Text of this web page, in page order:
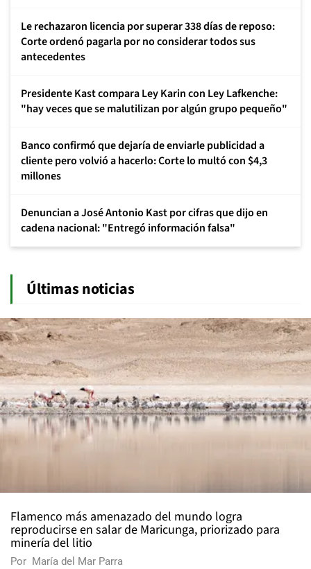
Le rechazaron licencia por superar 338 días de reposo:
Corte ordenó pagarla por no considerar todos sus
antecedentes
Presidente Kast compara Ley Karin con Ley Lafkenche:
"hay veces que se malutilizan por algún grupo pequeño"
Banco confirmó que dejaría de enviarle publicidad a
cliente pero volvió a hacerlo: Corte lo multó con $4,3
millones
Denuncian a José Antonio Kast por cifras que dijo en
cadena nacional: "Entregó información falsa"
Últimas noticias
Flamenco más amenazado del mundo logra
reproducirse en salar de Maricunga, priorizado para
minería del litio
Por María del Mar Parra